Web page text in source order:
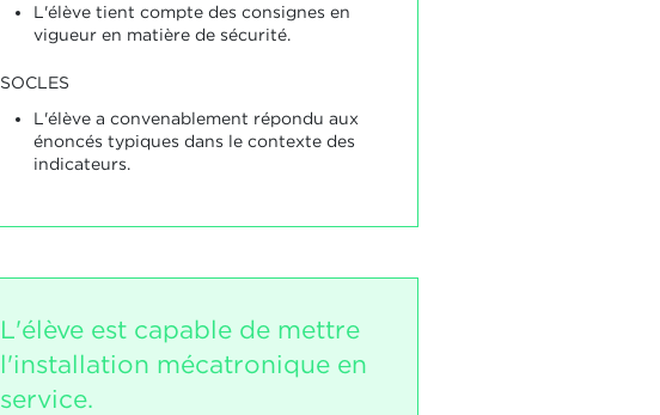
L'élève tient compte des consignes en
vigueur en matière de sécurité.
SOCLES
L'élève a convenablement répondu aux
énoncés typiques dans le contexte des
indicateurs.
L'élève est capable de mettre
l'installation mécatronique en
service.